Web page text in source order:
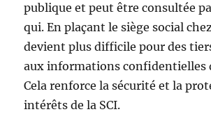
publique et peut être consultée
qui. En plaçant le siège social
devient plus difficile pour des
aux informations confidentielles
Cela renforce la sécurité et la
intérêts de la SCI.